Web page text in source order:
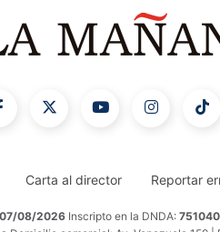
Carta al director Reportar
07/08/2026 Inscripto en la DNDA: